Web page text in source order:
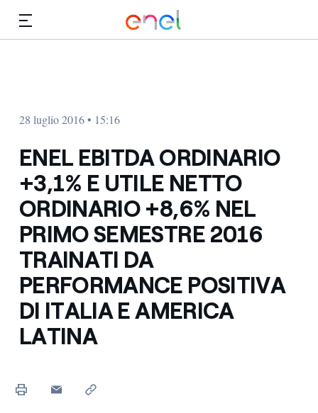
28 luglio 2016 • 15:16
ENEL EBITDA ORDINARIO
+3,1% E UTILE NETTO
ORDINARIO +8,6% NEL
PRIMO SEMESTRE 2016
TRAINATI DA
PERFORMANCE POSITIVA
DI ITALIA E AMERICA
LATINA